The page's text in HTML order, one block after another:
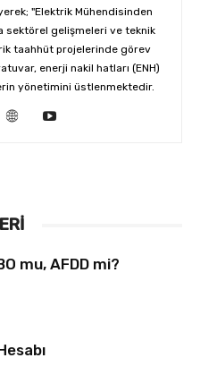
"Elektrik Mühendisinden
sektörel gelişmeleri ve teknik
taahhüt projelerinde görev
enerji nakil hatları (ENH)
yönetimini üstlenmektedir.
mu, AFDD mi?